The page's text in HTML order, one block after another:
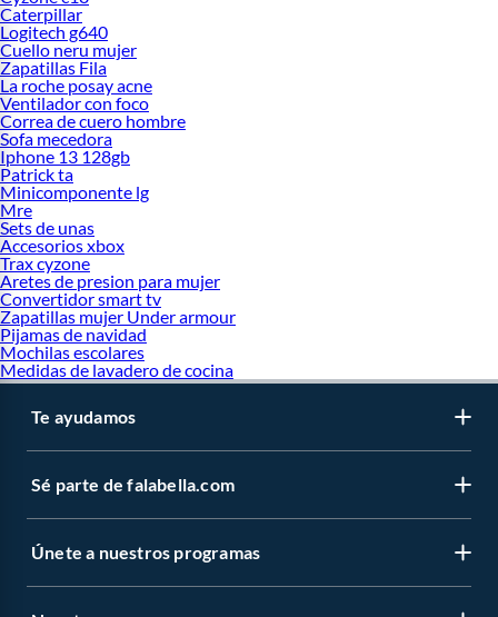
Caterpillar
Logitech g640
Cuello neru mujer
Zapatillas Fila
La roche posay acne
Ventilador con foco
Correa de cuero hombre
Sofa mecedora
Iphone 13 128gb
Patrick ta
Minicomponente lg
Mre
Sets de unas
Accesorios xbox
Trax cyzone
Aretes de presion para mujer
Convertidor smart tv
Zapatillas mujer Under armour
Pijamas de navidad
Mochilas escolares
Medidas de lavadero de cocina
Te ayudamos
Sé parte de falabella.com
Únete a nuestros programas